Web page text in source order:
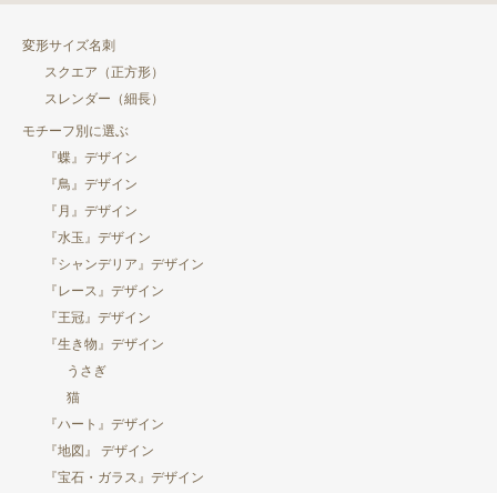
変形サイズ名刺
スクエア（正方形）
スレンダー（細長）
モチーフ別に選ぶ
『蝶』デザイン
『鳥』デザイン
『月』デザイン
『水玉』デザイン
『シャンデリア』デザイン
『レース』デザイン
『王冠』デザイン
『生き物』デザイン
うさぎ
猫
『ハート』デザイン
『地図』 デザイン
『宝石・ガラス』デザイン